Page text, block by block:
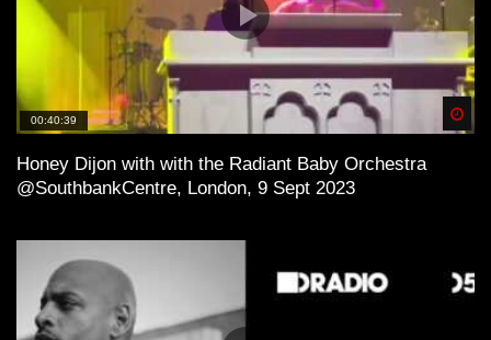
00:40:39
Honey Dijon with with the Radiant Baby Orchestra
@SouthbankCentre, London, 9 Sept 2023